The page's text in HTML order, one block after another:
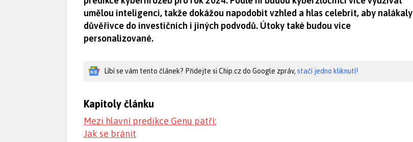
umělou inteligenci, takže dokážou napodobit vzhled a hlas celebrit, aby nalákaly
důvěřivce do investičních i jiných podvodů. Útoky také budou více
personalizované.
Líbí se vám tento článek? Přidejte si Chip.cz do Google zpráv, stačí jedno kliknutí!
Kapitoly článku
Mezi hlavní predikce Genu patří:
Jak se bránit